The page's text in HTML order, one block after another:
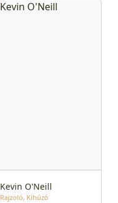
Kevin O'Neill
Rajzoló Kihúzó